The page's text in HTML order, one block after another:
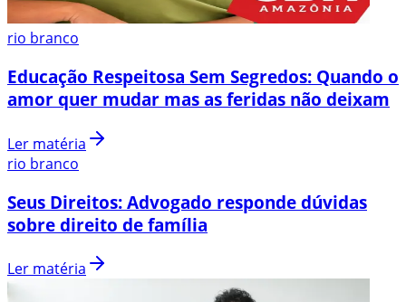
rio branco
Educação Respeitosa Sem Segredos: Quando o
amor quer mudar mas as feridas não deixam
Ler matéria
rio branco
Seus Direitos: Advogado responde dúvidas
sobre direito de família
Ler matéria